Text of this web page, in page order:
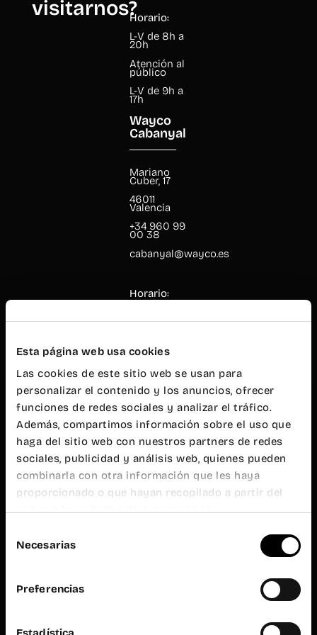
Esta página web usa cookies
Las cookies de este sitio web se usan para
personalizar el contenido y los anuncios, ofrecer
funciones de redes sociales y analizar el tráfico.
Además, compartimos información sobre el uso que
haga del sitio web con nuestros partners de redes
sociales, publicidad y análisis web, quienes pueden
combinarla con otra información que les haya
proporcionado o que hayan recopilado a partir del
uso que haya hecho de sus servicios.
deNecesarias
Preferencias
visitarnos?Horario:
L-V de 8h a
20h
Atención al
público
L-V de 9h a
17h
Wayco
Cabanyal
Mariano
Cuber, 17
46011
Valencia
+34 960 99
00 38
cabanyal@wayco.es
Horario:
20h
público
L-V de 9h a
19h
Wayco
Ruzafa
Almirante
Cadarso, 26
bajo
46005
Valencia
+34 962 06